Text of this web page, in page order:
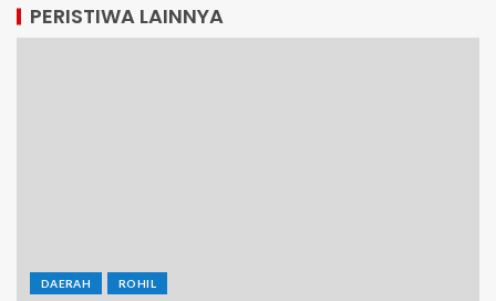
PERISTIWA LAINNYA
DAERAH ROHIL